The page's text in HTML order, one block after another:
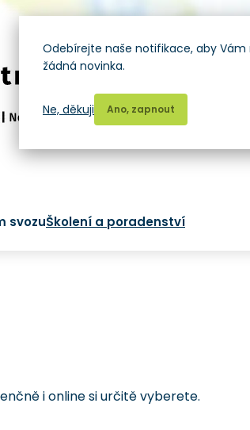
svozuŠkolení a poradenství
i online si určitě vyberete.
Odebírejte naše notifikace, aby Vám
žádná novinka.
Ano, zapnout
Ne, děkuji